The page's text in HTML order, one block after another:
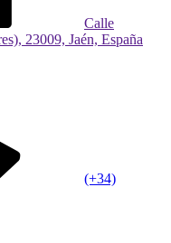
Calle
23009, Jaén, España
(+34)